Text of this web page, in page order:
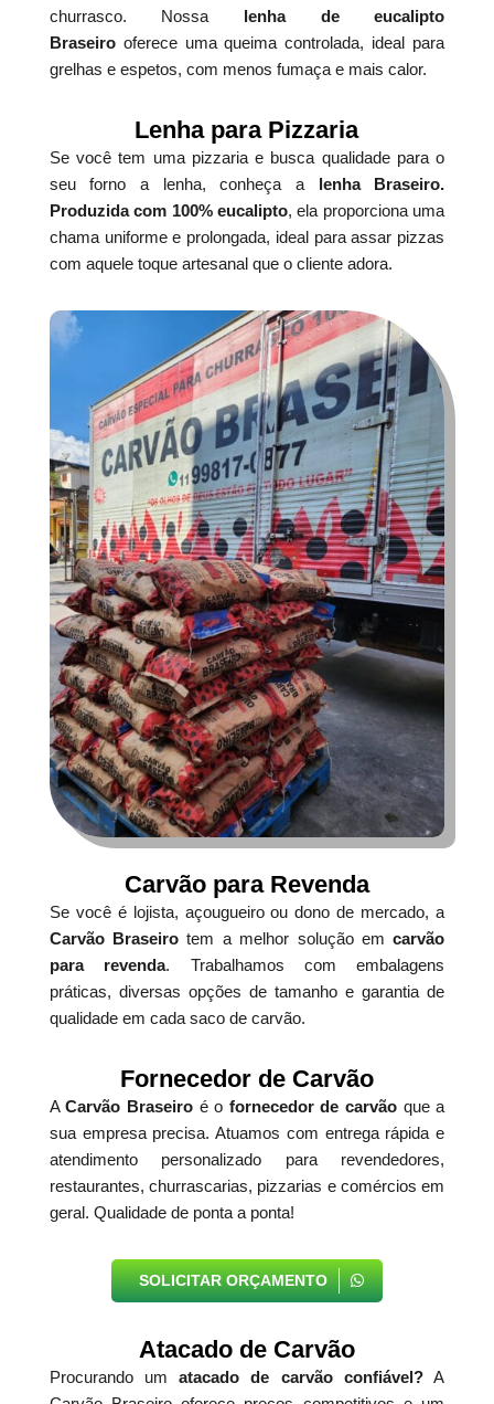
churrasco. Nossa lenha de eucalipto
Braseirooferece uma queima controlada, ideal para
grelhas e espetos, com menos fumaça e mais calor.
Lenha para Pizzaria
Se você tem uma pizzaria e busca qualidade para o
seu forno a lenha, conheça a lenha Braseiro.
Produzida com 100% eucalipto, ela proporciona uma
chama uniforme e prolongada, ideal para assar pizzas
com aquele toque artesanal que o cliente adora.
Carvão para Revenda
Se você é lojista, açougueiro ou dono de mercado, a
Carvão Braseiro tem a melhor solução emcarvão
para revenda. Trabalhamos com embalagens
práticas, diversas opções de tamanho e garantia de
qualidade em cada saco de carvão.
Fornecedor de Carvão
ACarvão Braseiro é o fornecedor de carvão que a
sua empresa precisa. Atuamos com entrega rápida e
atendimento personalizado para revendedores,
restaurantes, churrascarias, pizzarias e comércios em
geral. Qualidade de ponta a ponta!
SOLICITAR ORÇAMENTO
Atacado de Carvão
Procurando umatacado de carvão confiável?A